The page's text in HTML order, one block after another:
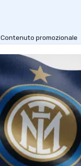
Contenuto promozionale